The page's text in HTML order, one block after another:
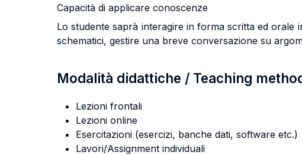
Capacità di applicare conoscenze
Lo studente saprà interagire in forma scritta ed
schematici, gestire una breve conversazione su
Modalità didattiche / Teaching
Lezioni frontali
Lezioni online
Esercitazioni (esercizi, banche dati, software etc.)
Lavori/Assignment individuali